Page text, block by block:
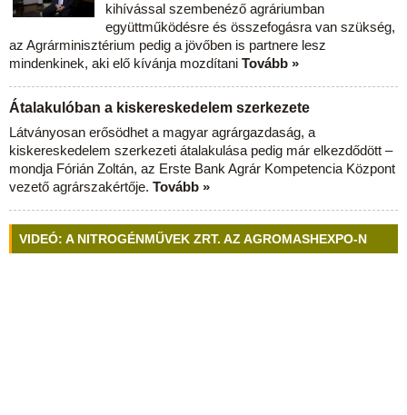
kihívással szembenéző agráriumban
együttműködésre és összefogásra van szükség,
az Agrárminisztérium pedig a jövőben is partnere lesz
mindenkinek, aki elő kívánja mozdítani Tovább »
Átalakulóban a kiskereskedelem szerkezete
Látványosan erősödhet a magyar agrárgazdaság, a
kiskereskedelem szerkezeti átalakulása pedig már elkezdődött –
mondja Fórián Zoltán, az Erste Bank Agrár Kompetencia Központ
vezető agrárszakértője. Tovább »
VIDEÓ: A NITROGÉNMŰVEK ZRT. AZ AGROMASHEXPO-N